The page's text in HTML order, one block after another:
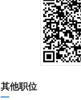
其他职位